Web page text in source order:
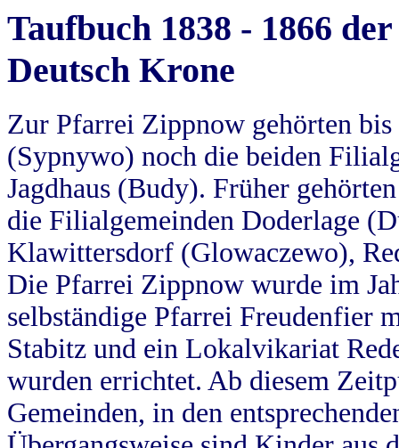
Taufbuch 1838 - 1866
Deutsch Krone
Zur Pfarrei Zippnow gehörten
(Sypnywo) noch die beiden
Jagdhaus (Budy). Früher
die Filialgemeinden Doderlage
Klawittersdorf (Glowaczewo),
Die Pfarrei Zippnow wurde im
selbständige Pfarrei Freudenfier
Stabitz und ein Lokalvikariat
wurden errichtet. Ab diesem
Gemeinden, in den